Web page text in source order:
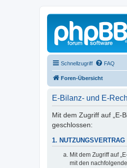
Schnellzugriff FAQ
Foren-Übersicht
E-Bilanz- und E-
Mit dem Zugriff auf „E-
geschlossen:
1. NUTZUNGSVERTRAG
Mit dem Zugriff auf
mit den